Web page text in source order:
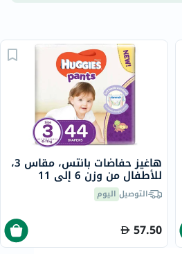
هاغيز حفاضات بانتس، مقاس 3،
للأطفال من وزن 6 إلى 11
كجمم، حزمة من 44
التوصيل اليوم
57.50